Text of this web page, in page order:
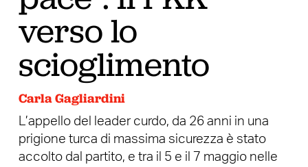
verso lo
scioglimento
Carla Gagliardini
L’appello del leader curdo, da 26 anni in una
prigione turca di massima sicurezza è stato
accolto dal partito, e tra il 5 e il 7 maggio nelle